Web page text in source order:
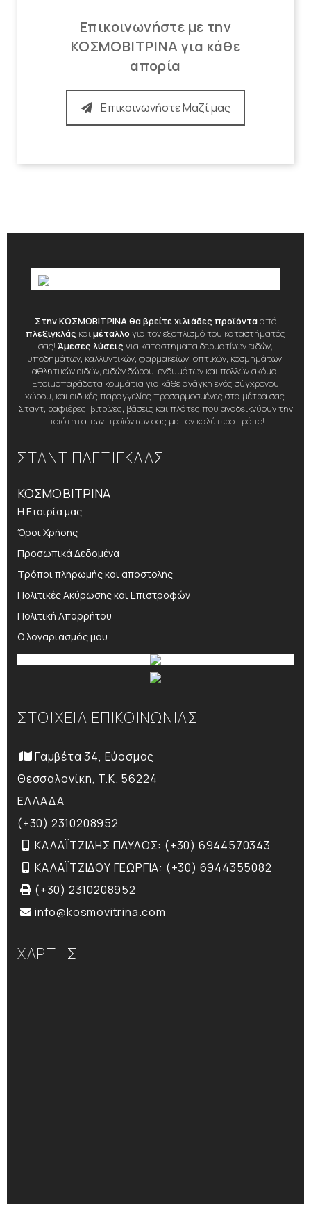
Επικοινωνήστε με την
ΚΟΣΜΟΒΙΤΡΙΝΑ για κάθε
απορία
Επικοινωνήστε Μαζί μας
Στην ΚΟΣΜΟΒΙΤΡΙΝΑ θα βρείτε χιλιάδες προϊόντααπό
πλεξιγκλάς καιμέταλλο για τον εξοπλισμό του καταστήματός
σας! Άμεσες λύσεις για καταστήματα δερματίνων ειδών,
υποδημάτων, καλλυντικών, φαρμακείων, οπτικών, κοσμημάτων,
αθλητικών ειδών, ειδών δώρου, ενδυμάτων και πολλών ακόμα.
Ετοιμοπαράδοτα κομμάτια για κάθε ανάγκη ενός σύγχρονου
χώρου, και ειδικές παραγγελίες προσαρμοσμένες στα μέτρα σας.
Σταντ, ραφιέρες, βιτρίνες, βάσεις και πλάτες που αναδεικνύουν την
ποιότητα των προϊόντων σας με τον καλύτερο τρόπο!
ΣΤΑΝΤ ΠΛΕΞΙΓΚΛΑΣ
ΚΟΣΜΟΒΙΤΡΙΝΑ
Η Εταιρία μας
Όροι Χρήσης
Προσωπικά Δεδομένα
Τρόποι πληρωμής και αποστολής
Πολιτικές Ακύρωσης και Επιστροφών
Πολιτική Απορρήτου
Ο λογαριασμός μου
ΣΤΟΙΧΕΙΑ ΕΠΙΚΟΙΝΩΝΙΑΣ
Γαμβέτα 34, Εύοσμος
Θεσσαλονίκη, T.K. 56224
ΕΛΛΑΔΑ
(+30) 2310208952
ΚΑΛΑΪΤΖΙΔΗΣ ΠΑΥΛΟΣ: (+30) 6944570343
ΚΑΛΑΪΤΖΙΔΟΥ ΓΕΩΡΓΙΑ: (+30) 6944355082
(+30) 2310208952
info@kosmovitrina.com
ΧΑΡΤΗΣ